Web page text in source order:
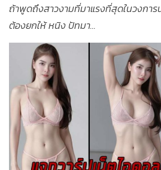
ถ้าพูดถึงสาวงามที่มาแรงที่สุดในวงกา
ต้องยกให้ หนิง ปัทมา...